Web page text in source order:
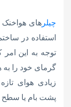
چیلر های
استفاده در
توجه به این
گرمای خود را به
زیادی هوای
پشت بام یا سطح